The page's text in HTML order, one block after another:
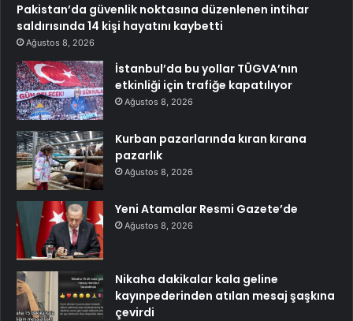
Pakistan’da güvenlik noktasına düzenlenen intihar
saldırısında 14 kişi hayatını kaybetti
Ağustos 8, 2026
İstanbul’da bu yollar TÜGVA’nın
etkinliği için trafiğe kapatılıyor
Ağustos 8, 2026
Kurban pazarlarında kıran kırana
pazarlık
Ağustos 8, 2026
Yeni Atamalar Resmi Gazete’de
Ağustos 8, 2026
Nikaha dakikalar kala geline
kayınpederinden atılan mesaj şaşkına
çevirdi